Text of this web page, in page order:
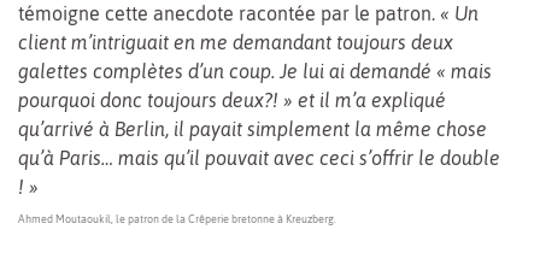
témoigne cette anecdote racontée par le patron. « Un
client m’intriguait en me demandant toujours deux
galettes complètes d’un coup. Je lui ai demandé « mais
pourquoi donc toujours deux?! » et il m’a expliqué
qu’arrivé à Berlin, il payait simplement la même chose
qu’à Paris… mais qu’il pouvait avec ceci s’offrir le double
! »
Ahmed Moutaoukil, le patron de la Crêperie bretonne à Kreuzberg.